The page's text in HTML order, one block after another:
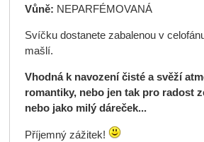
Vůně: NEPARFÉMOVANÁ
Svíčku dostanete zabalenou v
mašlí.
Vhodná k navození čisté a svěží
romantiky, nebo jen tak pro radost
nebo jako milý dáreček...
Příjemný zážitek!